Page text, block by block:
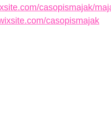
casopismajak/
casopismajak